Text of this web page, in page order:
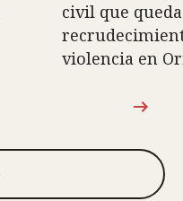
civil que
violencia en